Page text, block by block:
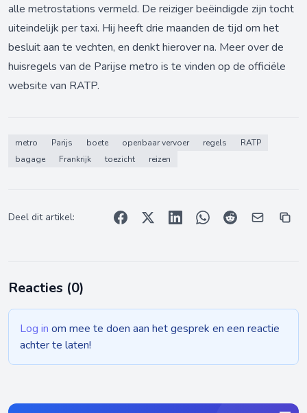
alle metrostations vermeld. De reiziger beëindigde zijn tocht
uiteindelijk per taxi. Hij heeft drie maanden de tijd om het
besluit aan te vechten, en denkt hierover na. Meer over de
huisregels van de Parijse metro is te vinden op de officiële
website van RATP.
metro Parijs boete openbaar vervoer regels
RATP
bagage
Frankrijk toezicht reizen
Deel dit artikel:
Reacties (0)
Log in om mee te doen aan het gesprek en een reactie
achter te laten!